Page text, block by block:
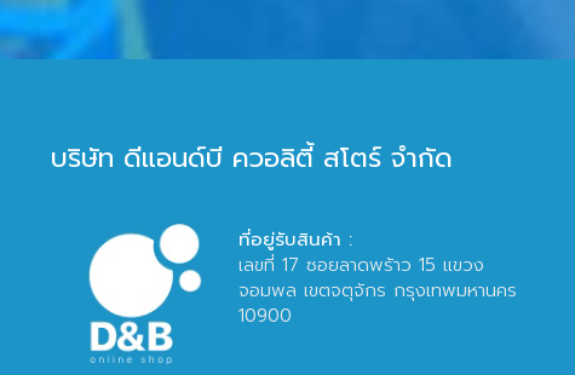
บริษัท ดีแอนด์บี ควอลิตี้ สโตร์ จำกัด
ที่อยู่รับสินค้า :
เลขที่ 17 ซอยลาดพร้าว 15 แขวง
จอมพล เขตจตุจักร กรุงเทพมหานคร
10900